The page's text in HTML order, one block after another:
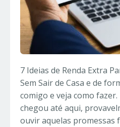
7 Ideias de Renda Extra
Sem Sair de Casa e de
comigo e veja como fazer.
chegou até aqui,
ouvir aquelas promessas